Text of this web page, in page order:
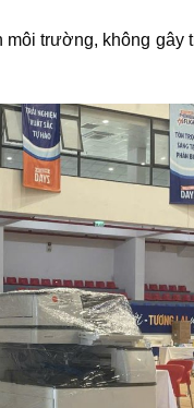
trường, không